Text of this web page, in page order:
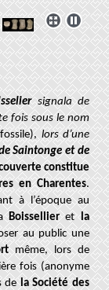
signala de
fois sous le nom
lors d’une
Saintonge et de
constitue
en Charentes.
à l’époque au
Boissellieret la
au public une
même, lors de
fois (anonyme
dela Société des